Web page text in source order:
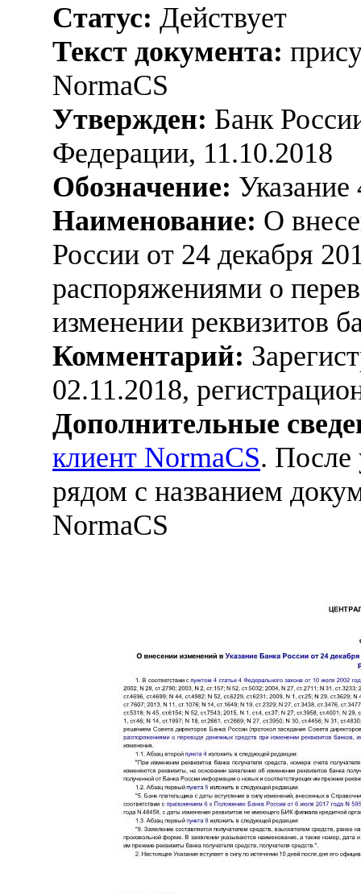
Статус: Действует
Текст документа:
NormaCS
Утвержден: Банк
Федерации, 11.10.2018
Обозначение:
Наименование: О
России от 24 декабря
распоряжениями о
изменении реквизитов
Комментарий:
02.11.2018,
Дополнительные
клиент NormaCS. После
рядом с названием
NormaCS